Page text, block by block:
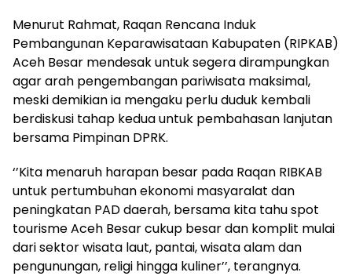
Menurut Rahmat, Raqan Rencana Induk
Pembangunan Keparawisataan Kabupaten (RIPKAB)
Aceh Besar mendesak untuk segera dirampungkan
agar arah pengembangan pariwisata maksimal,
meski demikian ia mengaku perlu duduk kembali
berdiskusi tahap kedua untuk pembahasan lanjutan
bersama Pimpinan DPRK.
‘’Kita menaruh harapan besar pada Raqan RIBKAB
untuk pertumbuhan ekonomi masyaralat dan
peningkatan PAD daerah, bersama kita tahu spot
tourisme Aceh Besar cukup besar dan komplit mulai
dari sektor wisata laut, pantai, wisata alam dan
pengunungan, religi hingga kuliner’’, terangnya.